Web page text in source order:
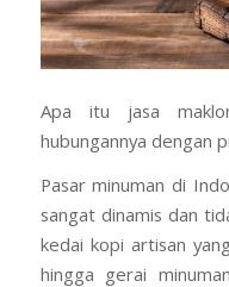
Apa itu jasa
hubungannya dengan
Pasar minuman di
sangat dinamis dan
kedai kopi artisan
hingga gerai